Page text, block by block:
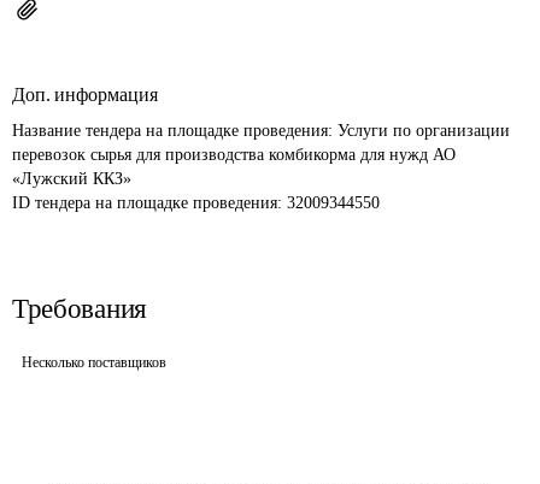
Доп. информация
Название тендера на площадке проведения: Услуги по организации
перевозок сырья для производства комбикорма для нужд АО
«Лужский ККЗ»
ID тендера на площадке проведения: 32009344550
Требования
Несколько поставщиков